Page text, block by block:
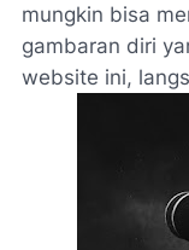
mungkin bisa
gambaran diri
website ini,